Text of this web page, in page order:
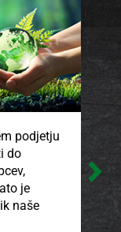
podjetju
do
je
naše
ki